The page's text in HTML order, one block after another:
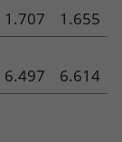
1.707
1.655
6.497
6.614